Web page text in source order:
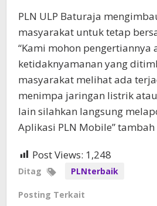
PLN ULP Baturaja
masyarakat untuk tetap
“Kami mohon pengertiannya
ketidaknyamanan yang
masyarakat melihat ada
menimpa jaringan listrik
lain silahkan langsung
Aplikasi PLN Mobile” tambah
Post Views: 1,248
Ditag PLNterbaik
Posting Terkait